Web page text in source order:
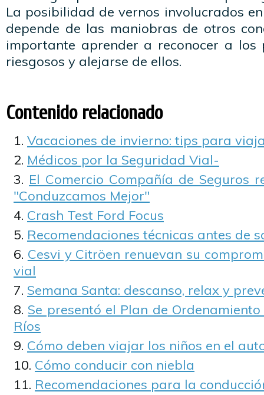
La posibilidad de vernos involucrados
depende de las maniobras de otros
importante aprender a reconocer a los
riesgosos y alejarse de ellos.
Contenido relacionado
Vacaciones de invierno: tips para
Médicos por la Seguridad Vial-
El Comercio Compañía de Seguros
"Conduzcamos Mejor"
Crash Test Ford Focus
Recomendaciones técnicas antes de
Cesvi y Citröen renuevan su
vial
Semana Santa: descanso, relax y
Se presentó el Plan de
Ríos
Cómo deben viajar los niños en el
Cómo conducir con niebla
Recomendaciones para la